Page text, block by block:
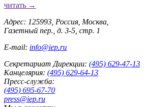
читать →
Адрес: 125993, Россия, Москва,
Газетный пер., д. 3-5, стр. 1
E-mail: info@iep.ru
Секретариат Дирекции: (495) 629-47-13
Канцелярия: (495) 629-64-13
Пресс-служба:
(495) 695-67-70
press@iep.ru